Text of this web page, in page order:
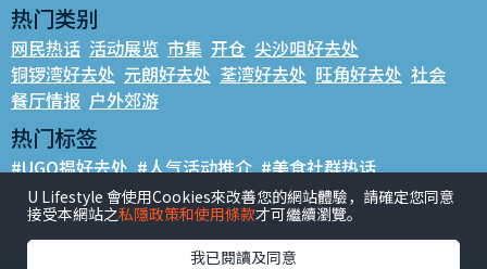
热门类别
网民热话 活动展览 市集 开仓 尖沙咀好去处
铜锣湾好去处 元朗好去处 荃湾好去处 旺角好去处 社会
餐厅情报 户外郊游
热门标签
#UGO揾好去处 #人气活动推介 #美食社群热话
#亲子玩乐好去处 #ULifestyle应用程式 #限时抢
#UJetso礼物放送 #ULifestyle商户中心 #著数
U Lifestyle 會使用Cookies來改善您的網站體驗，請確定您同意
接受本網站之私隱政策和使用條款才可繼續瀏覽。
我已閱讀及同意